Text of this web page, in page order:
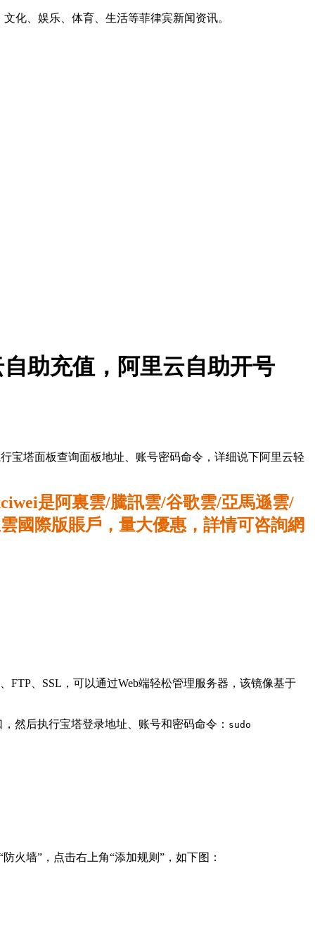
化、娱乐、体育、生活等菲律宾新闻资讯。
助充值，阿里云自助开号
宝塔面板查询面板地址、账号密码命令，详细说下阿里云轻
是阿裏雲/騰訊雲/谷歌雲/亞馬遜雲/
國際版賬戶，量大優惠，詳情可咨詢網
FTP、SSL，可以通过Web端轻松管理服务器，该镜像基于
然后执行宝塔登录地址、账号和密码命令： sudo
火墙”，点击右上角“添加规则”，如下图：